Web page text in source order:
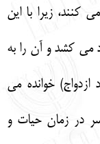
كنند، زيرا با اين
كشد و آن را به
خوانده مي
در زمان حيات و